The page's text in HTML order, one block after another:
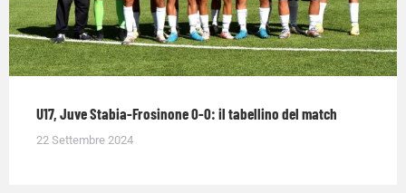
U17, Juve Stabia-Frosinone 0-0: il tabellino del match
22 Settembre 2024